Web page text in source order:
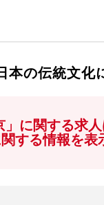
本の伝統文化
」に関する求
関する情報を表